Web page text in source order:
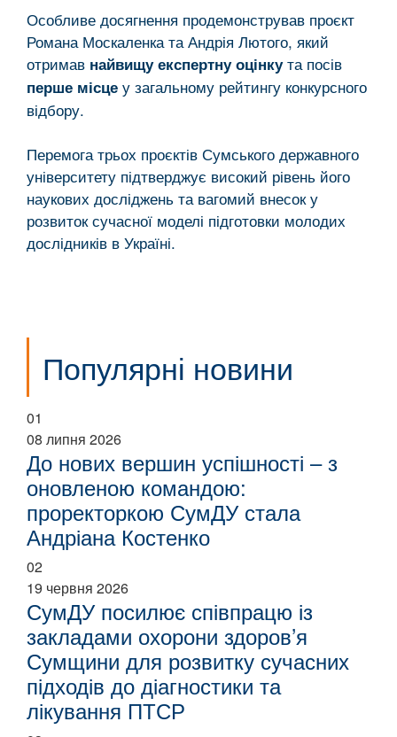
Особливе досягнення продемонстрував проєкт
Романа Москаленка та Андрія Лютого, який
отримав найвищу експертну оцінкута посів
перше місце у загальному рейтингу конкурсного
відбору.
Перемога трьох проєктів Сумського державного
університету підтверджує високий рівень його
наукових досліджень та вагомий внесок у
розвиток сучасної моделі підготовки молодих
дослідників в Україні.
Популярні новини
01
08 липня 2026
До нових вершин успішності – з
оновленою командою:
проректоркою СумДУ стала
Андріана Костенко
02
19 червня 2026
СумДУ посилює співпрацю із
закладами охорони здоров’я
Сумщини для розвитку сучасних
підходів до діагностики та
лікування ПТСР